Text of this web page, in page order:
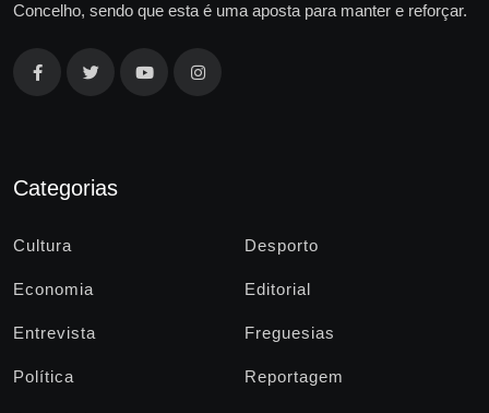
Concelho, sendo que esta é uma aposta para manter e reforçar.
Categorias
Cultura Desporto
Economia Editorial
Entrevista Freguesias
Política Reportagem